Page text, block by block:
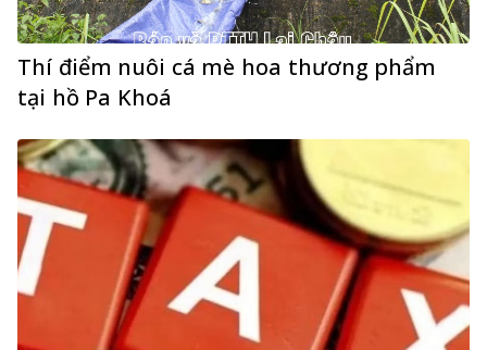
Thí điểm nuôi cá mè hoa thương phẩm
tại hồ Pa Khoá